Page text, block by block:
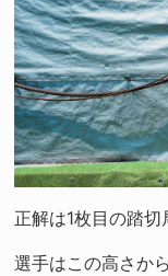
正解は1枚目の踏切
選手はこの高さか